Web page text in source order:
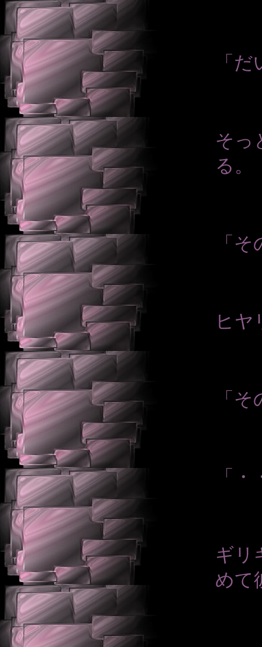
「
そっ
る。
「
ヒヤ
「
「
ギリ
めて